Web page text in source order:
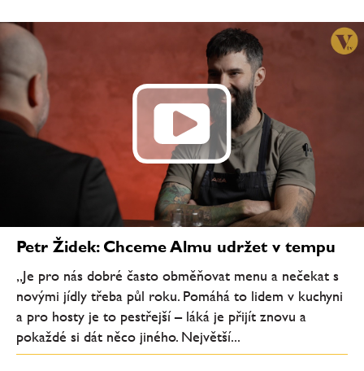
Petr Židek: Chceme Almu udržet v tempu
„Je pro nás dobré často obměňovat menu a nečekat s
novými jídly třeba půl roku. Pomáhá to lidem v kuchyni
a pro hosty je to pestřejší – láká je přijít znovu a
pokaždé si dát něco jiného. Největší...